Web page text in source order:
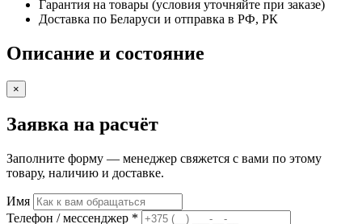
GSF650S
Bandit
2006)
Гарантия на товары (условия уточняйте при заказе)
Доставка по Беларуси и отправка в РФ, РК
Описание и состояние
×
Заявка на расчёт
Заполните форму — менеджер свяжется с вами по этому
товару, наличию и доставке.
Имя
Телефон / мессенджер *